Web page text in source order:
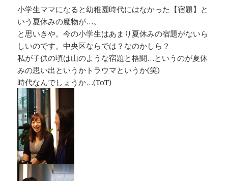
小学生ママになると幼稚園時代にはなかった【宿題】と
いう夏休みの魔物が…。
と思いきや。今の小学生はあまり夏休みの宿題がないら
しいのです。中央区ならでは？なのかしら？
私が子供の頃は山のような宿題と格闘…というのが夏休
みの思い出というかトラウマというか(笑)
時代なんでしょうか…(ToT)